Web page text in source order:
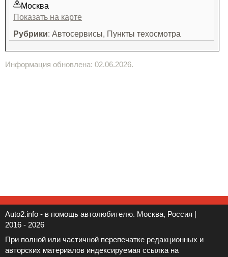
Москва
Показать на карте
Рубрики: Автосервисы, Пункты техосмотра
Информация обновлена: 02.06.2026.
Auto2.info - в помощь автолюбителю. Москва, Россия |
2016 - 2026
При полной или частичной перепечатке редакционных и
авторских материалов индексируемая ссылка на